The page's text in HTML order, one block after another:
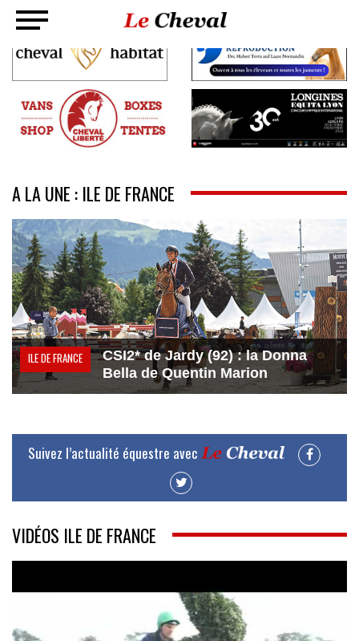
A LA UNE : ILE DE FRANCE
ILE DE FRANCE
CSI2* de Jardy (92) : la Donna
Bella de Quentin Marion
Suivez l’actualité équestre avec
VIDÉOS ILE DE FRANCE